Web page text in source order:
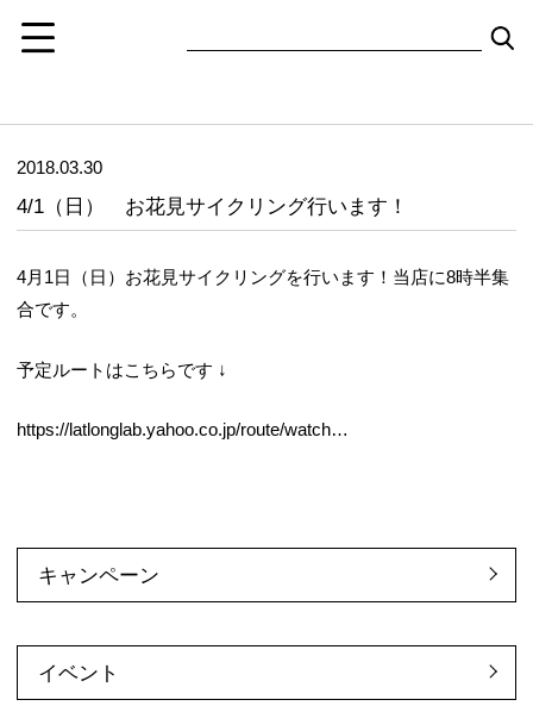
2018.03.30
4/1（日） お花見サイクリング行います！
4月1日（日）お花見サイクリングを行います！当店に8時半集
合です。
予定ルートはこちらです ↓
https://latlonglab.yahoo.co.jp/route/watch…
キャンペーン
イベント